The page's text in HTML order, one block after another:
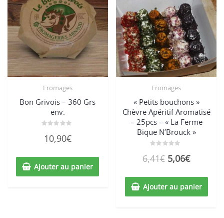
Fromages
Bon Grivois – 360 Grs
env.
0
sur
10,90€
Ajouter au panier
Fromages
« Petits bouchons »
Chèvre Apéritif Aromatisé
– 25pcs – « La Ferme
Bique N’Brouck »
0
6,41€ 5,06€
Ajouter au panier